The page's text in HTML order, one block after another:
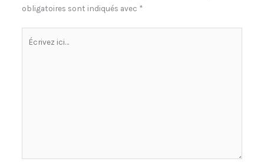
obligatoires sont indiqués avec *